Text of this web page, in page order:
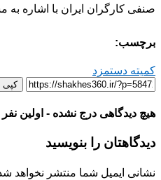
صنفی کارگران ایران با اشاره
برچسب:
کمیته دستمزد
هیچ دیدگاهی درج نشده - اولین نفر
دیدگاهتان را بنویسید
نشانی ایمیل شما منتشر نخواهد